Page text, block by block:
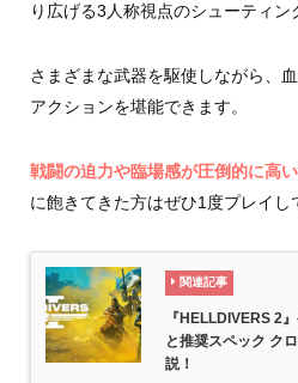
り広げる3人称視点のシューティン
さまざまな武器を駆使しながら、
アクションを堪能できます。
戦闘の迫力や臨場感が圧倒的に高い
に飽きてきた方はぜひ1度プレイし
関連記事
『HELLDIVERS 2
と推奨スペック ク
説！